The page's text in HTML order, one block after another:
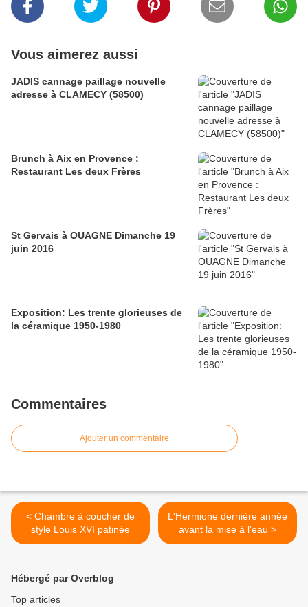
Vous aimerez aussi
JADIS cannage paillage nouvelle
adresse à CLAMECY (58500)
Brunch à Aix en Provence :
Restaurant Les deux Frères
St Gervais à OUAGNE Dimanche 19
juin 2016
Exposition: Les trente glorieuses de
la céramique 1950-1980
Commentaires
Ajouter un commentaire
< Chambre à coucher de
style Louis XVI patinée
L'Hermione dernière année
avant la mise à l'eau >
Hébergé par Overblog
Top articles